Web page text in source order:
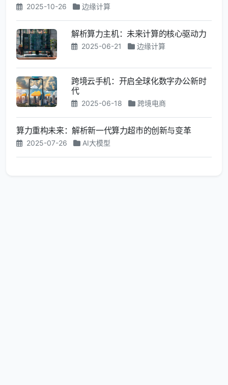
2025-10-26 边缘计算
解析算力主机：未来计算的核心驱动力
2025-06-21 边缘计算
跨境云手机：开启全球化数字办公新时
代
2025-06-18 跨境电商
算力重构未来：解析新一代算力超市的创新与变革
2025-07-26 AI大模型